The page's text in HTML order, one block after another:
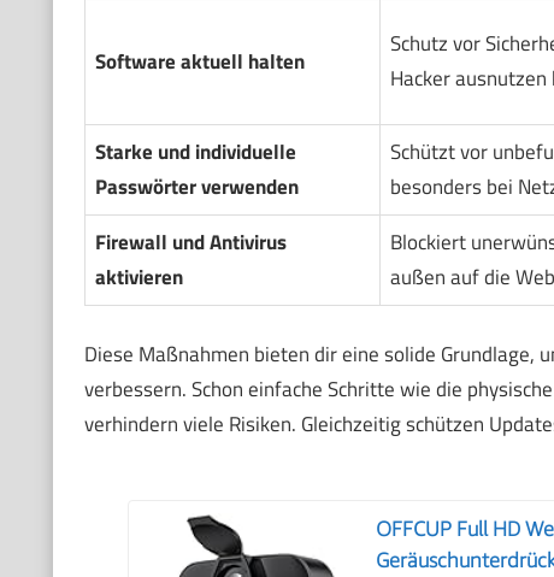
Software aktuell halten
Schutz vor
Hacker
Starke und individuelle
Passwörter verwenden
Schützt vor
besonders bei
Firewall und Antivirus
aktivieren
Blockiert
außen auf die
Diese Maßnahmen bieten dir eine solide Grundlage,
verbessern. Schon einfache Schritte wie die
verhindern viele Risiken. Gleichzeitig schützen
OFFCUP Full HD